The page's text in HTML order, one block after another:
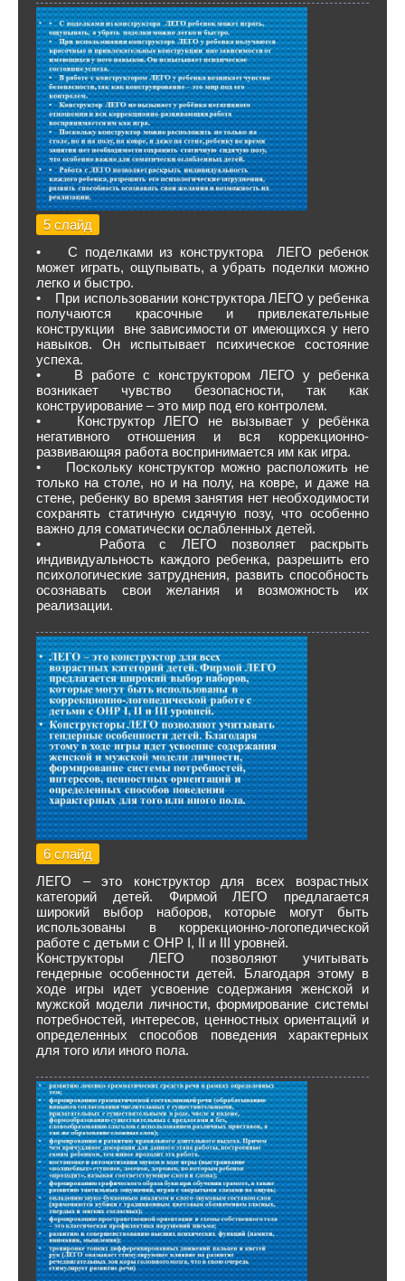
5 слайд
• С поделками из конструктора ЛЕГО ребенок
может играть, ощупывать, а убрать поделки можно
легко и быстро.
• При использовании конструктора ЛЕГО у ребенка
получаются красочные и привлекательные
конструкции вне зависимости от имеющихся у него
навыков. Он испытывает психическое состояние
успеха.
• В работе с конструктором ЛЕГО у ребенка
возникает чувство безопасности, так как
конструирование – это мир под его контролем.
• Конструктор ЛЕГО не вызывает у ребёнка
негативного отношения и вся коррекционно-
развивающяя работа воспринимается им как игра.
• Поскольку конструктор можно расположить не
только на столе, но и на полу, на ковре, и даже на
стене, ребенку во время занятия нет необходимости
сохранять статичную сидячую позу, что особенно
важно для соматически ослабленных детей.
• Работа с ЛЕГО позволяет раскрыть
индивидуальность каждого ребенка, разрешить его
психологические затруднения, развить способность
осознавать свои желания и возможность их
реализации.
6 слайд
ЛЕГО – это конструктор для всех возрастных
категорий детей. Фирмой ЛЕГО предлагается
широкий выбор наборов, которые могут быть
использованы в коррекционно-логопедической
работе с детьми с ОНР I, II и III уровней.
Конструкторы ЛЕГО позволяют учитывать
гендерные особенности детей. Благодаря этому в
ходе игры идет усвоение содержания женской и
мужской модели личности, формирование системы
потребностей, интересов, ценностных ориентаций и
определенных способов поведения характерных
для того или иного пола.